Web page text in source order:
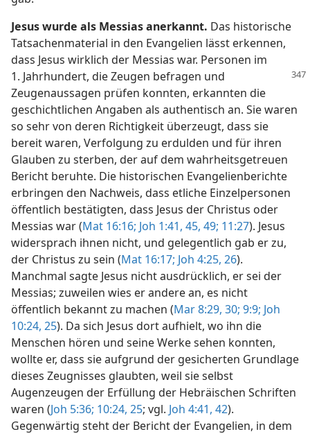
Jesus wurde als Messias anerkannt. Das historische
Tatsachenmaterial in den Evangelien lässt erkennen,
dass Jesus wirklich der Messias war. Personen im
1. Jahrhundert, die Zeugen befragen und
Zeugenaussagen prüfen konnten, erkannten die
geschichtlichen Angaben als authentisch an. Sie waren
so sehr von deren Richtigkeit überzeugt, dass sie
bereit waren, Verfolgung zu erdulden und für ihren
Glauben zu sterben, der auf dem wahrheitsgetreuen
Bericht beruhte. Die historischen Evangelienberichte
erbringen den Nachweis, dass etliche Einzelpersonen
öffentlich bestätigten, dass Jesus der Christus oder
Messias war (Mat 16:16; Joh 1:41, 45, 49; 11:27). Jesus
widersprach ihnen nicht, und gelegentlich gab er zu,
der Christus zu sein (Mat 16:17; Joh 4:25, 26).
Manchmal sagte Jesus nicht ausdrücklich, er sei der
Messias; zuweilen wies er andere an, es nicht
öffentlich bekannt zu machen (Mar 8:29, 30; 9:9; Joh
10:24, 25). Da sich Jesus dort aufhielt, wo ihn die
Menschen hören und seine Werke sehen konnten,
wollte er, dass sie aufgrund der gesicherten Grundlage
dieses Zeugnisses glaubten, weil sie selbst
Augenzeugen der Erfüllung der Hebräischen Schriften
waren (Joh 5:36; 10:24, 25; vgl. Joh 4:41, 42).
Gegenwärtig steht der Bericht der Evangelien, in dem